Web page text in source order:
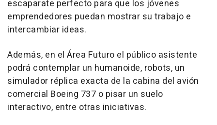
escaparate perfecto para que los jóvenes
emprendedores puedan mostrar su trabajo e
intercambiar ideas.
Además, en el Área Futuro el público asistente
podrá contemplar un humanoide, robots, un
simulador réplica exacta de la cabina del avión
comercial Boeing 737 o pisar un suelo
interactivo, entre otras iniciativas.